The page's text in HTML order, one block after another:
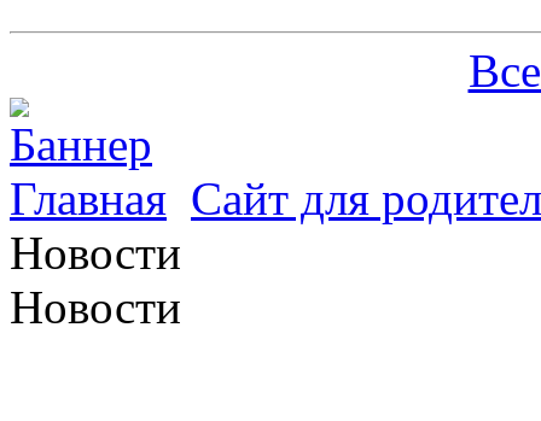
Главная Сайт для
Новости
Новости